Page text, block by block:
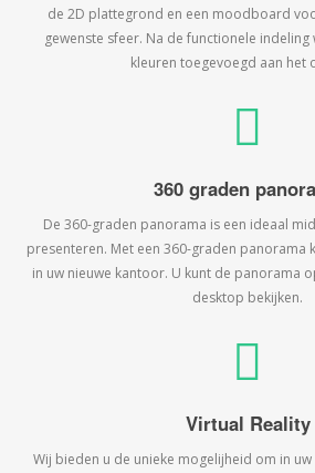
de 2D plattegrond en een moodboard
gewenste sfeer. Na de functionele
kleuren toegevoegd aan het
360 graden
De 360-graden panorama is een ideaal
presenteren. Met een 360-graden panorama
in uw nieuwe kantoor. U kunt de panorama
desktop bekijken.
Virtual Reality
Wij bieden u de unieke mogelijheid om in